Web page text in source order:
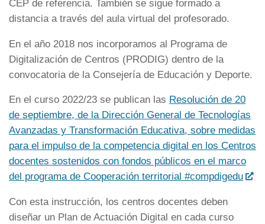
CEP de referencia. También se sigue formado a
distancia a través del aula virtual del profesorado.
En el año 2018 nos incorporamos al Programa de
Digitalización de Centros (PRODIG) dentro de la
convocatoria de la Consejería de Educación y Deporte.
En el curso 2022/23 se publican las Resolución de 20
de septiembre, de la Dirección General de Tecnologías
Avanzadas y Transformación Educativa, sobre medidas
para el impulso de la competencia digital en los Centros
docentes sostenidos con fondos públicos en el marco
del programa de Cooperación territorial #compdigedu
Con esta instrucción, los centros docentes deben
diseñar un Plan de Actuación Digital en cada curso